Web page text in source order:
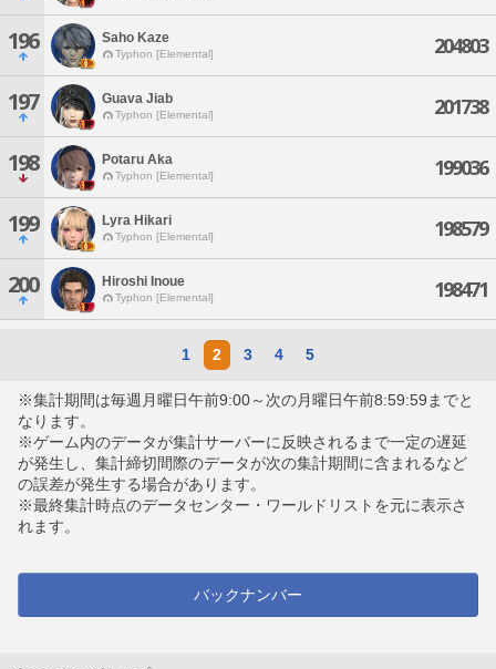
196 Saho Kaze
Typhon [Elemental] 204803
197 Guava Jiab
Typhon [Elemental] 201738
198 Potaru Aka
Typhon [Elemental] 199036
199 Lyra Hikari
Typhon [Elemental] 198579
200 Hiroshi Inoue
Typhon [Elemental] 198471
1 2 3 4 5
※集計期間は毎週月曜日午前9:00～次の月曜日午前8:59:59までと
なります。
※ゲーム内のデータが集計サーバーに反映されるまで一定の遅延
が発生し、集計締切間際のデータが次の集計期間に含まれるなど
の誤差が発生する場合があります。
※最終集計時点のデータセンター・ワールドリストを元に表示さ
れます。
バックナンバー